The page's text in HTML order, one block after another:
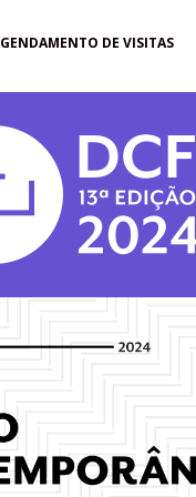
DE VISITAS